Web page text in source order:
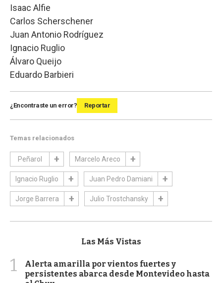
Isaac Alfie
Carlos Scherschener
Juan Antonio Rodríguez
Ignacio Ruglio
Álvaro Queijo
Eduardo Barbieri
¿Encontraste un error? Reportar
Temas relacionados
Peñarol Marcelo Areco
Ignacio Ruglio Juan Pedro Damiani
Jorge Barrera Julio Trostchansky
Las Más Vistas
1
Alerta amarilla por vientos fuertes y
persistentes abarca desde Montevideo hasta